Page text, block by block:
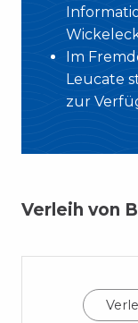
Im
Leucate
zur
Verleih von